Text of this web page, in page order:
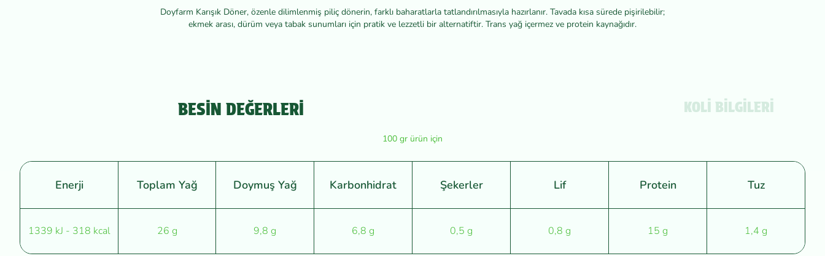
Doyfarm Karışık Döner, özenle dilimlenmiş piliç dönerin, farklı baharatlarla tatlandırılmasıyla hazırlanır. Tavada kısa sürede pişirilebilir;
ekmek arası, dürüm veya tabak sunumları için pratik ve lezzetli bir alternatiftir. Trans yağ içermez ve protein kaynağıdır.
BESİN DEĞERLERİ KOLİ BİLGİLERİ
100 gr ürün için
Enerji Toplam Yağ Doymuş Yağ Karbonhidrat Şekerler Lif Protein Tuz
1339 kJ - 318 kcal 26 g 9,8 g 6,8 g 0,5 g 0,8 g 15 g 1,4 g